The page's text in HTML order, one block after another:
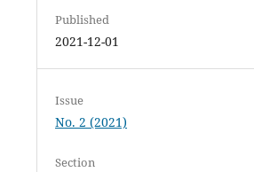
Published
2021-12-01
Issue
No. 2 (2021)
Section